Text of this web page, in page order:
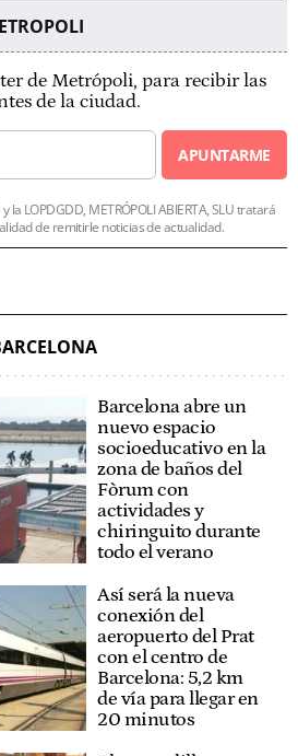
de Metrópoli, para recibir las
de la ciudad.
APUNTARME
la LOPDGDD, METRÓPOLI ABIERTA, SLU tratará
de remitirle noticias de actualidad.
Barcelona abre un
nuevo espacio
socioeducativo en la
zona de baños del
Fòrum con
actividades y
chiringuito durante
todo el verano
Así será la nueva
conexión del
aeropuerto del Prat
con el centro de
Barcelona: 5,2 km
de vía para llegar en
20 minutos